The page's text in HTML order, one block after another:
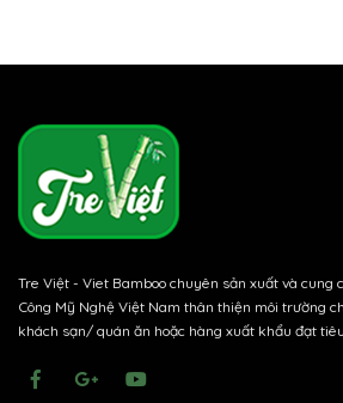
Tre Việt - Viet Bamboo chuyên sản xuất và cung
Công Mỹ Nghệ Việt Nam thân thiện môi trường
khách sạn/ quán ăn hoặc hàng xuất khẩu đạt